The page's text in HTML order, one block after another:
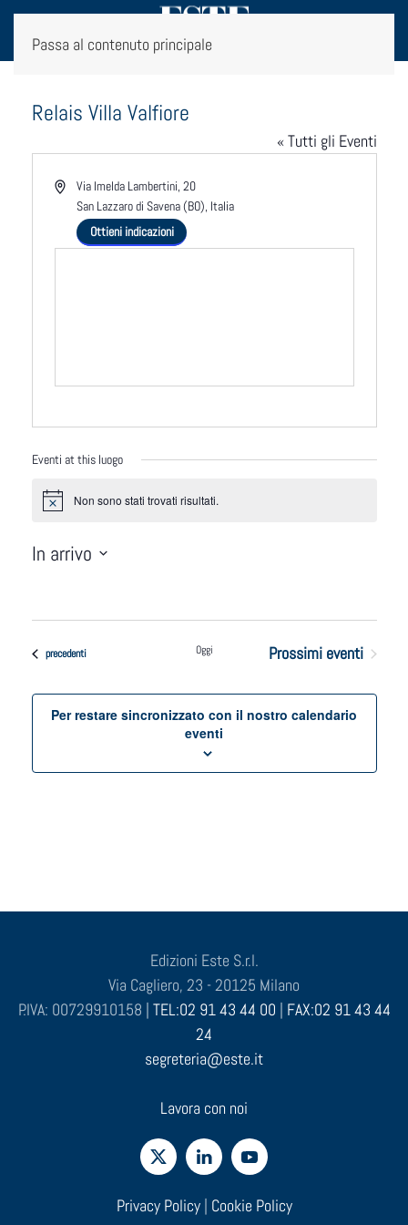
Passa al contenuto principale
Relais Villa Valfiore
« Tutti gli Eventi
IndirizzoVia Imelda Lambertini, 20
San Lazzaro di Savena (BO), Italia
Ottieni indicazioni
Eventi at this luogo
Notice Non sono stati trovati risultati.
In arrivo
Eventi
precedenti Oggi Prossimi eventi
Per restare sincronizzato con il nostro calendario
eventi
Edizioni Este S.r.l.
Via Cagliero, 23 - 20125 Milano
P.IVA: 00729910158 | TEL:02 91 43 44 00 | FAX:02 91 43 44
24
segreteria@este.it
Lavora con noi
Privacy Policy| Cookie Policy